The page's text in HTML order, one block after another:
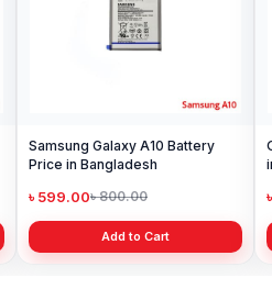
Samsung Galaxy A10 Battery
Price in Bangladesh
৳ 599.00৳ 800.00
Add to Cart